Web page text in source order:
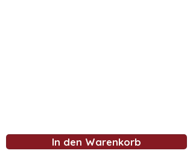
In den Warenkorb